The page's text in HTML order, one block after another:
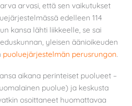
arvasi, että sen vaikutukset
edelleen 114
kansa lähti liikkeelle, se sai
yleisen äänioikeuden
puoluejärjestelmän perusrungon.
aikana perinteiset puolueet –
puolue) ja keskusta
osoittaneet huomattavaa